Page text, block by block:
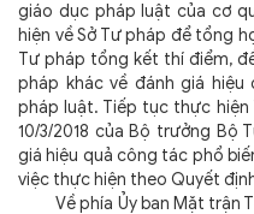
giáo dục pháp luật của cơ
hiện về Sở Tư pháp để tổng
Tư pháp tổng kết thí điểm,
pháp khác về đánh giá
pháp luật. Tiếp tục thực hiện
10/3/2018 của Bộ trưởng Bộ
giá hiệu quả công tác phổ
việc thực hiện theo Quyết
Về phía Ủy ban Mặt trận